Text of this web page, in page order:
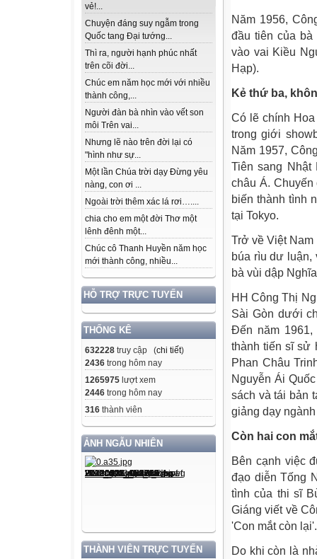
vẻ!...
Chuyện đáng suy ngẫm trong
Quốc tang Đại tướng...
Thì ra, người hạnh phúc nhất
trên cõi đời...
Chúc em năm học mới với nhiều
thành công,...
Người đàn bà nhìn vào vết son
môi Trên vai...
Nhưng lẽ nào trên đời lại có
"hình như sự...
Một lần Chúa trời dạy Đừng yêu
nàng, con ơi ...
Ngoài trời thêm xác lá rơi…....
chia cho em một đời Thơ một
lênh đênh một...
Chúc cô Thanh Huyền năm học
mới thành công, nhiều...
HỖ TRỢ TRỰC TUYẾN
THỐNG KÊ
632228 truy cập (chi tiết)
2436 trong hôm nay
1265975 lượt xem
2446 trong hôm nay
316 thành viên
ẢNH NGẪU NHIÊN
THÀNH VIÊN TRỰC TUYẾN
Năm 1956,
đầu tiên của bà
vào vai Kiều
Hạp).
Kẻ thứ ba,
Có lẽ chính
trong giới
Năm 1957,
Tiên sang
châu Á.
biến thành tình
tại Tokyo.
Trở về Việt
búa rìu dư luận,
bà vùi dập
HH Công Thị
Sài Gòn dưới
Đến năm
thành tiến sĩ sử
Phan Châu
Nguyễn Ái
sách và tái bản
giảng dạy
Còn hai con
Bên cạnh việc
đạo diễn Tống
tình của thi sĩ
Giáng viết về
'Con mắt còn lại'.
Do khi còn là